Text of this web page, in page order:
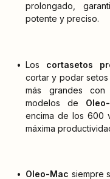
prolongado,
potente y preciso.
Los cortasetos
cortar y podar
más grandes
modelos de
encima de los 600
máxima
Oleo-Mac siempre